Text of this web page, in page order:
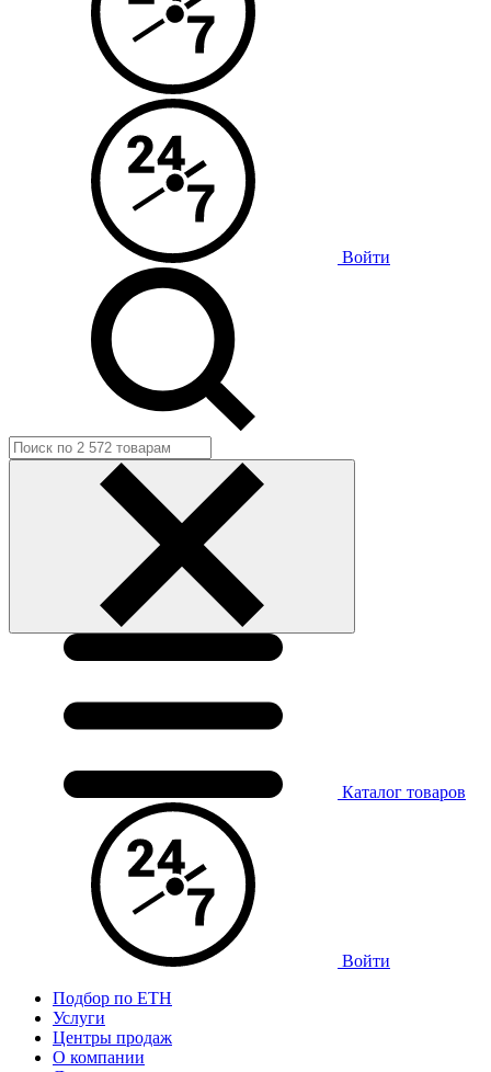
Войти
Каталог товаров
Войти
Подбор по ЕТН
Услуги
Центры продаж
О компании